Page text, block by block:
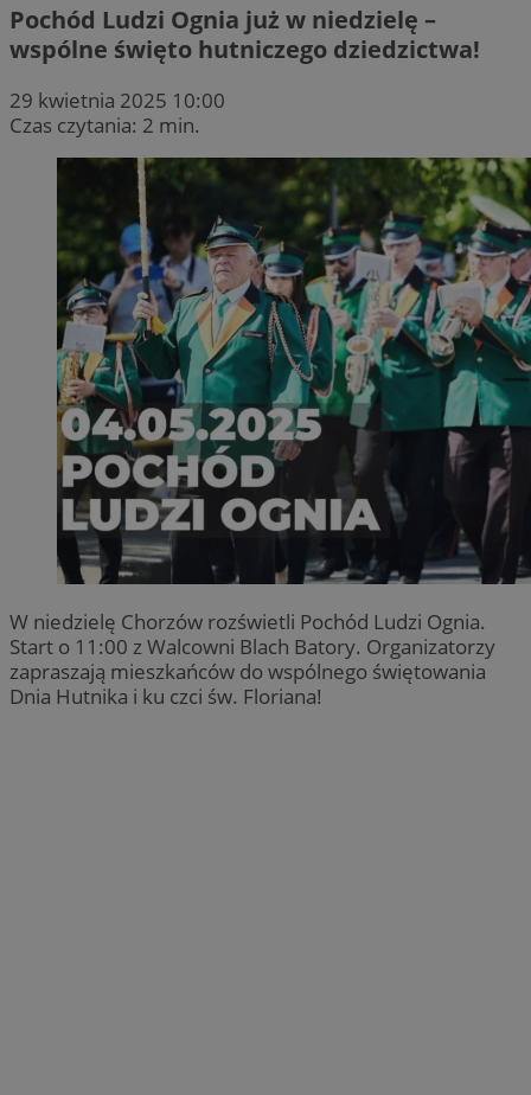
Pochód Ludzi Ognia już w niedzielę –
wspólne święto hutniczego dziedzictwa!
29 kwietnia 2025 10:00
Czas czytania: 2 min.
W niedzielę Chorzów rozświetli Pochód Ludzi Ognia.
Start o 11:00 z Walcowni Blach Batory. Organizatorzy
zapraszają mieszkańców do wspólnego świętowania
Dnia Hutnika i ku czci św. Floriana!